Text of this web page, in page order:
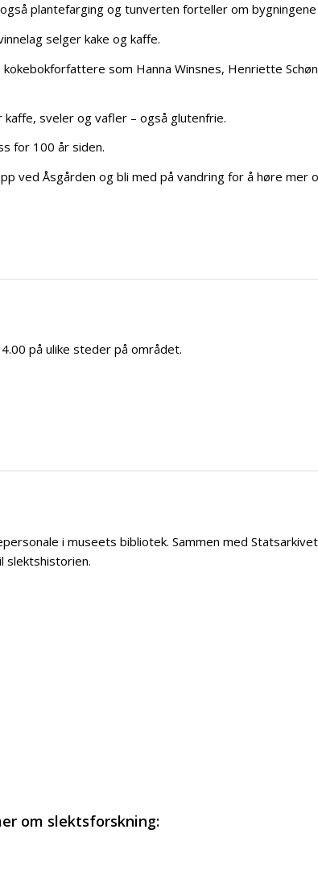
plantefarging og tunverten forteller om
selger kake og kaffe.
som Hanna Winsnes, Henriette
sveler og vafler – også glutenfrie.
for 100 år siden.
ved Åsgården og bli med på vandring for å høre mer
på ulike steder på området.
i museets bibliotek. Sammen med
slektshistorien.
om slektsforskning: